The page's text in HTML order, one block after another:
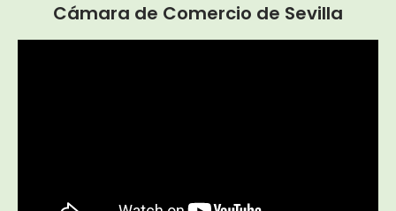
Cámara de Comercio de Sevilla